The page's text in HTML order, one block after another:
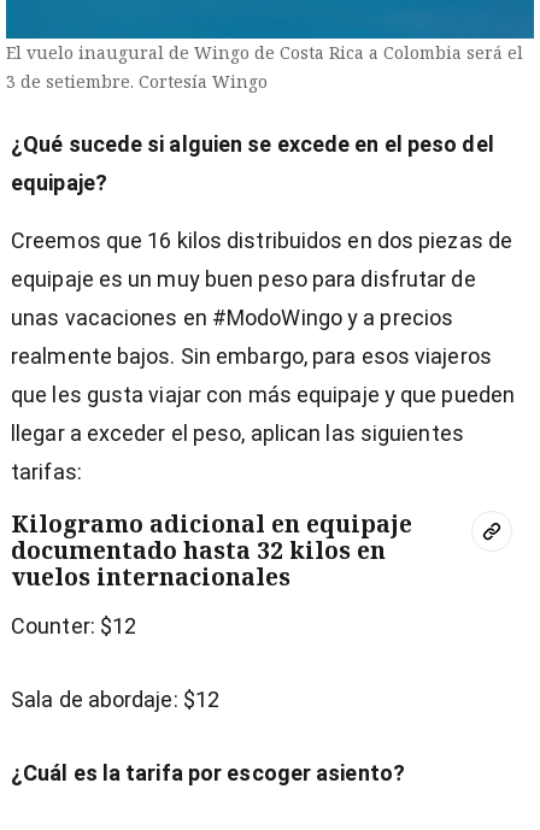
El vuelo inaugural de Wingo de Costa Rica a Colombia será el
3 de setiembre. Cortesía Wingo
¿Qué sucede si alguien se excede en el peso del
equipaje?
Creemos que 16 kilos distribuidos en dos piezas de
equipaje es un muy buen peso para disfrutar de
unas vacaciones en #ModoWingo y a precios
realmente bajos. Sin embargo, para esos viajeros
que les gusta viajar con más equipaje y que pueden
llegar a exceder el peso, aplican las siguientes
tarifas:
Kilogramo adicional en equipaje
documentado hasta 32 kilos en
vuelos internacionales
Counter: $12
Sala de abordaje: $12
¿Cuál es la tarifa por escoger asiento?